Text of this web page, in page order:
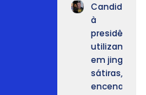
Candidatos
à
presidência
utilizam IA
em jingles,
sátiras,
encenações